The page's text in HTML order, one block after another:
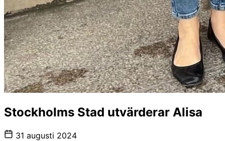
Stockholms Stad utvärderar Alisa
31 augusti 2024